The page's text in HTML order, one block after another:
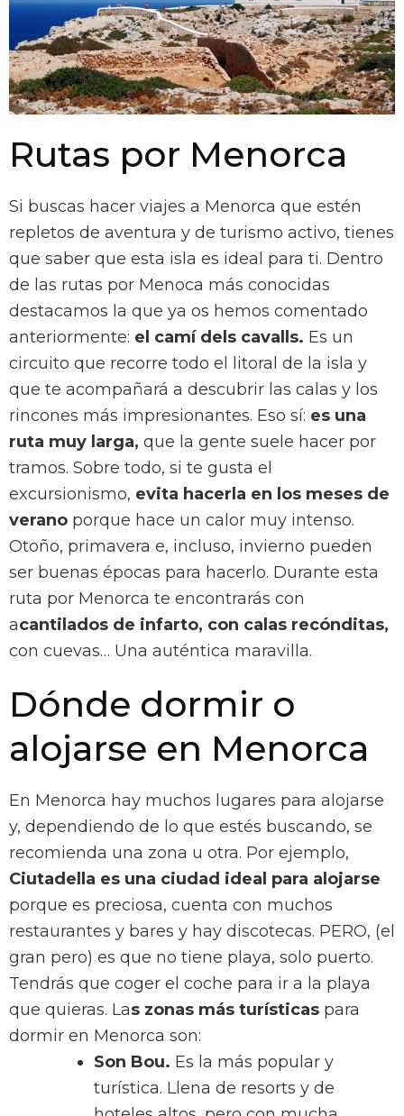
Rutas por Menorca
Si buscas hacer viajes a Menorca que estén
repletos de aventura y de turismo activo, tienes
que saber que esta isla es ideal para ti. Dentro
de las rutas por Menoca más conocidas
destacamos la que ya os hemos comentado
anteriormente: el camí dels cavalls. Es un
circuito que recorre todo el litoral de la isla y
que te acompañará a descubrir las calas y los
rincones más impresionantes. Eso sí: es una
ruta muy larga, que la gente suele hacer por
tramos. Sobre todo, si te gusta el
excursionismo, evita hacerla en los meses de
verano porque hace un calor muy intenso.
Otoño, primavera e, incluso, invierno pueden
ser buenas épocas para hacerlo. Durante esta
ruta por Menorca te encontrarás con
acantilados de infarto, con calas recónditas,
con cuevas… Una auténtica maravilla.
Dónde dormir o
alojarse en Menorca
En Menorca hay muchos lugares para alojarse
y, dependiendo de lo que estés buscando, se
recomienda una zona u otra. Por ejemplo,
Ciutadella es una ciudad ideal para alojarse
porque es preciosa, cuenta con muchos
restaurantes y bares y hay discotecas. PERO, (el
gran pero) es que no tiene playa, solo puerto.
Tendrás que coger el coche para ir a la playa
que quieras. Las zonas más turísticas para
dormir en Menorca son:
Son Bou. Es la más popular y
turística. Llena de resorts y de